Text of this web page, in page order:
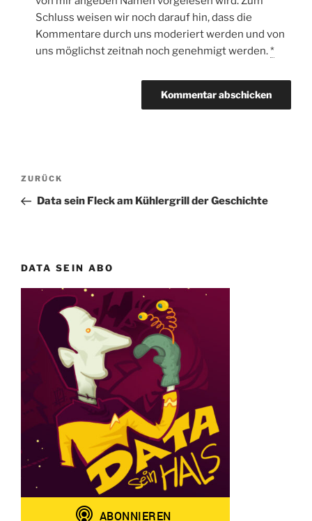
Schluss weisen wir noch darauf hin, dass die
Kommentare durch uns moderiert werden und von
uns möglichst zeitnah noch genehmigt werden.*
Beitragsnavigation
Vorheriger
Beitrag
ZURÜCK
Data sein Fleck am Kühlergrill der Geschichte
DATA SEIN ABO